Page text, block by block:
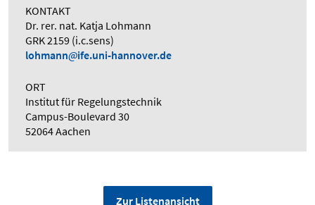
KONTAKT
Dr. rer. nat. Katja Lohmann
GRK 2159 (i.c.sens)
lohmann
ife.uni-hannover.de
ORT
Institut für Regelungstechnik
Campus-Boulevard 30
52064 Aachen
Zur Listenansicht